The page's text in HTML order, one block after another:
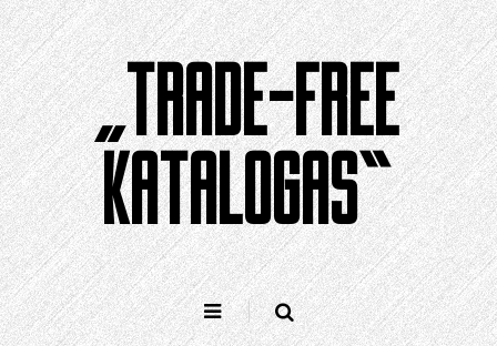
Pereiti
prie
turinio
„TRADE-FREE
KATALOGAS“